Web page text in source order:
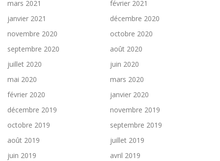
mars 2021
février 2021
janvier 2021
décembre 2020
novembre 2020
octobre 2020
septembre 2020
août 2020
juillet 2020
juin 2020
mai 2020
mars 2020
février 2020
janvier 2020
décembre 2019
novembre 2019
octobre 2019
septembre 2019
août 2019
juillet 2019
juin 2019
avril 2019